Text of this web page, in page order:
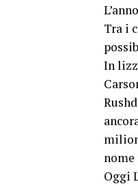
Tra i
In
Oggi